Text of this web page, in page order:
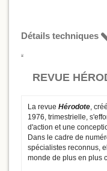
Détails techniques
REVUE
La revue Hérodote,
1976, trimestrielle,
d'action et une
Dans le cadre de
spécialistes reconnus,
monde de plus en plus